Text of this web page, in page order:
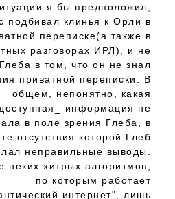
я бы предположил,
подбивал клинья к Орли в
переписке(а также в
разговорах ИРЛ), и не
в том, что он не знал
приватной переписки. В
общем, непонятно, какая
информация не
в поле зрения Глеба, в
отсутствия которой Глеб
неправильные выводы.
неких хитрых алгоритмов,
по которым работает
интернет", лишь